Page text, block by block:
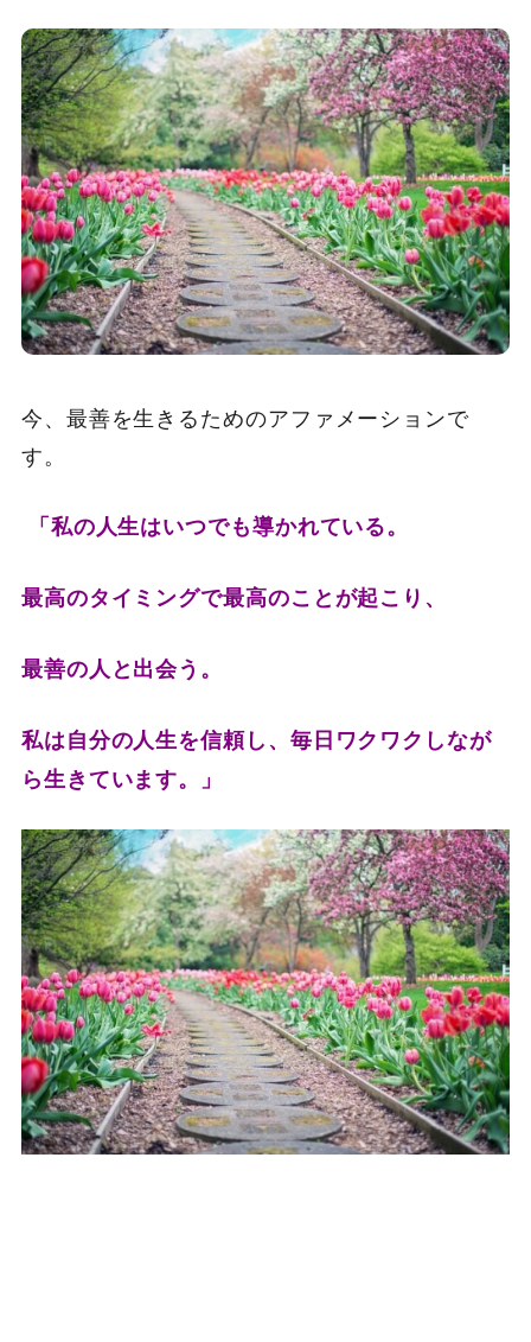
今、最善を生きるためのアファメーションで
す。
「私の人生はいつでも導かれている。
最高のタイミングで最高のことが起こり、
最善の人と出会う。
私は自分の人生を信頼し、毎日ワクワクしなが
ら生きています。」